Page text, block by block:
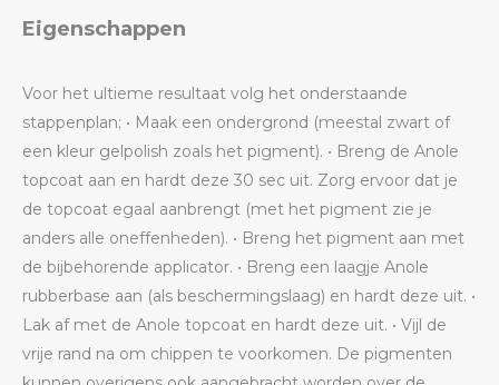
Eigenschappen
Voor het ultieme resultaat volg het onderstaande
stappenplan; • Maak een ondergrond (meestal zwart of
een kleur gelpolish zoals het pigment). • Breng de Anole
topcoat aan en hardt deze 30 sec uit. Zorg ervoor dat je
de topcoat egaal aanbrengt (met het pigment zie je
anders alle oneffenheden). • Breng het pigment aan met
de bijbehorende applicator. • Breng een laagje Anole
rubberbase aan (als beschermingslaag) en hardt deze uit. •
Lak af met de Anole topcoat en hardt deze uit. • Vijl de
vrije rand na om chippen te voorkomen. De pigmenten